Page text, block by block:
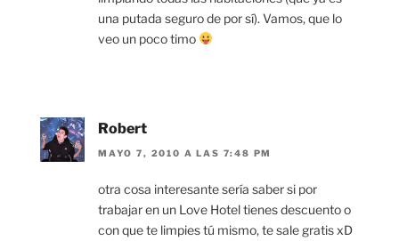
una putada seguro de por sí). Vamos, que lo
veo un poco timo
Robert
MAYO 7, 2010 A LAS 7:48 PM
otra cosa interesante sería saber si por
trabajar en un Love Hotel tienes descuento o
con que te limpies tú mismo, te sale gratis xD